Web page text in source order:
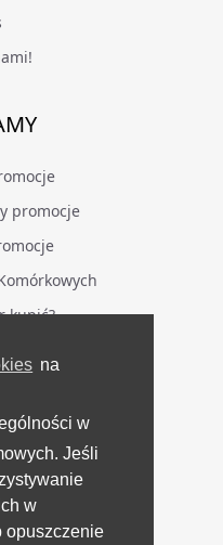
na
w
Jeśli
w
opuszczenie
promocje
kupić?